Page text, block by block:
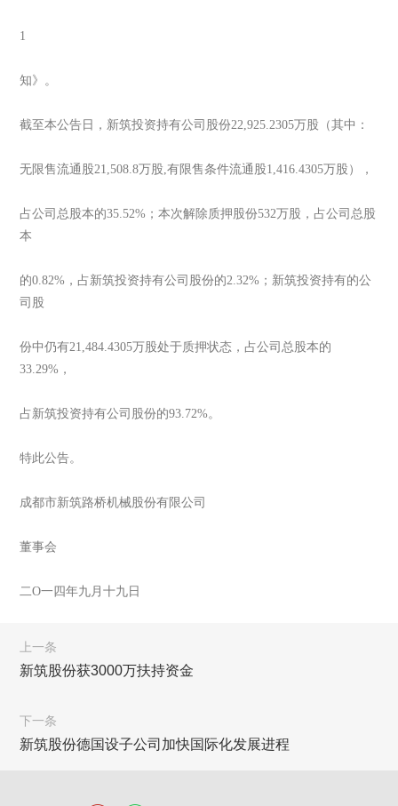
1
知》。
截至本公告日，新筑投资持有公司股份22,925.2305万股（其中：
无限售流通股21,508.8万股,有限售条件流通股1,416.4305万股），
占公司总股本的35.52%；本次解除质押股份532万股，占公司总股
本
的0.82%，占新筑投资持有公司股份的2.32%；新筑投资持有的公
司股
份中仍有21,484.4305万股处于质押状态，占公司总股本的
33.29%，
占新筑投资持有公司股份的93.72%。
特此公告。
成都市新筑路桥机械股份有限公司
董事会
二O一四年九月十九日
上一条
新筑股份获3000万扶持资金
下一条
新筑股份德国设子公司加快国际化发展进程